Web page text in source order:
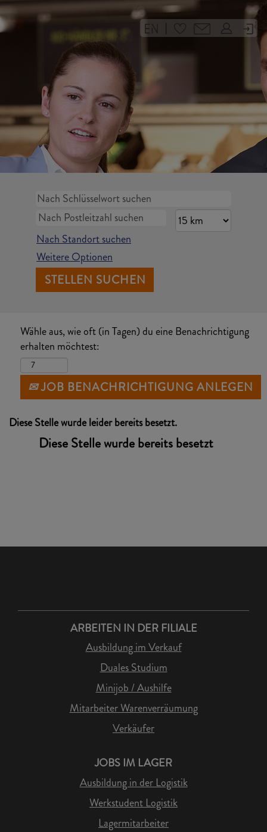
|
Nach Standort suchen
Weitere Optionen
Wähle aus, wie oft (in Tagen) du eine Benachrichtigung
erhalten möchtest:
JOB BENACHRICHTIGUNG ANLEGEN
Diese Stelle wurde leider bereits besetzt.
Diese Stelle wurde bereits besetzt
ARBEITEN IN DER FILIALE
Ausbildung im Verkauf
Duales Studium
Minijob / Aushilfe
Mitarbeiter Warenverräumung
Verkäufer
JOBS IM LAGER
Ausbildung in der Logistik
Werkstudent Logistik
Lagermitarbeiter